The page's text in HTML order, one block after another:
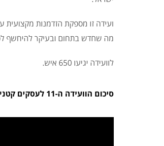
ועידה זו מספקת הזדמנות מקצועית
מה שחדש בתחום ובעיקר להיחשף
לוועידה יגיעו 650 איש.
סיכום הוועידה ה-11 לעסקים קטנים ובינונים